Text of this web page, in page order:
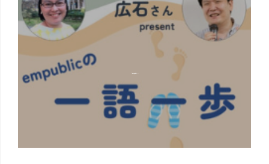
『empubli...